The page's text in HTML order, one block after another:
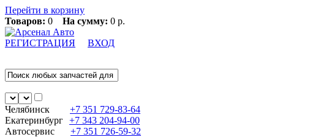
Перейти в корзину
Товаров: 0 На сумму: 0 р.
РЕГИСТРАЦИЯ ВХОД
Челябинск +7 351 729-83-64
Екатеринбург +7 343 204-94-00
Автосервис
+7 351 726-59-32